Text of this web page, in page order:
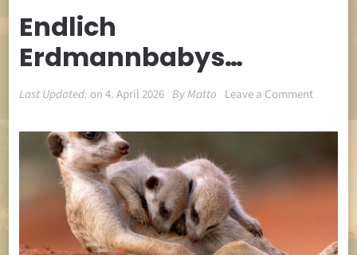
Endlich
Erdmannbabys…
Last Updated:on4. April 2026 ByMatto Leave a Commenton
Endlich